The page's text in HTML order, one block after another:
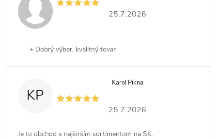
25.7.2026
+ Dobrý výber, kvalitný tovar
KP
Karol Pikna
25.7.2026
Je to obchod s najširším sortimentom na SK.